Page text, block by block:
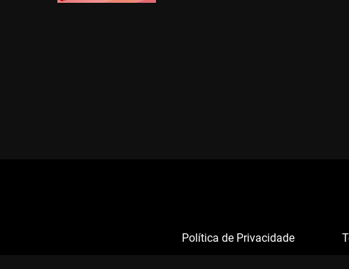
Política de Privacidade